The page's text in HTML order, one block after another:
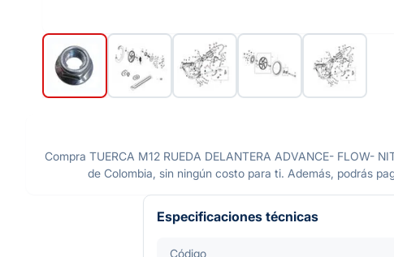
Compra TUERCA M12 RUEDA DELANTERA ADVANCE- FLOW-
de Colombia, sin ningún costo para ti. Además, podrás
Especificaciones técnicas
Código